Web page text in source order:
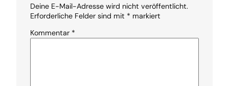
Deine E-Mail-Adresse wird nicht veröffentlicht.
Erforderliche Felder sind mit * markiert
Kommentar *